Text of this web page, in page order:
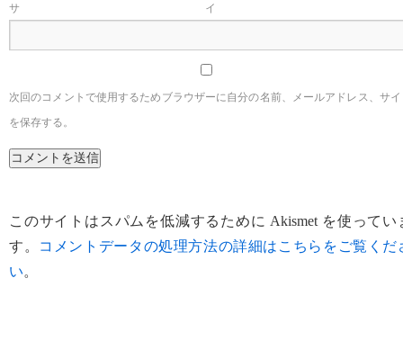
サイ
次回のコメントで使用するためブラウザーに自分の名前、メールアドレス、サ
を保存する。
このサイトはスパムを低減するために Akismet を使ってい
す。
コメントデータの処理方法の詳細はこちらをご覧くだ
い。